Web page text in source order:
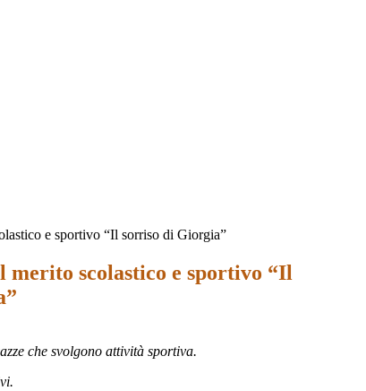
e sportivo “Il sorriso di Giorgia”
merito scolastico e sportivo “Il
che svolgono attività sportiva.